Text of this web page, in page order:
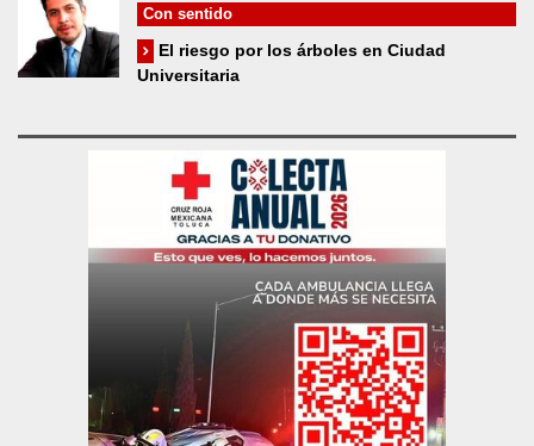
Con sentido
El riesgo por los árboles en Ciudad
Universitaria